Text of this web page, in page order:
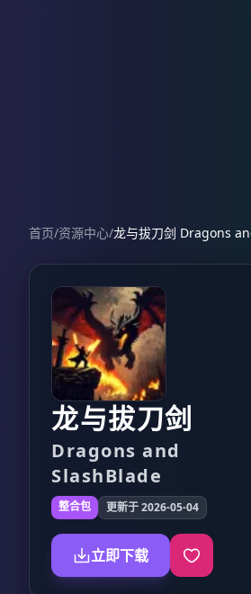
首页/资源中心/龙与拔刀剑 Dragons
龙与拔刀剑
Dragons and
SlashBlade
整合包 更新于 2026-05-04
立即下载